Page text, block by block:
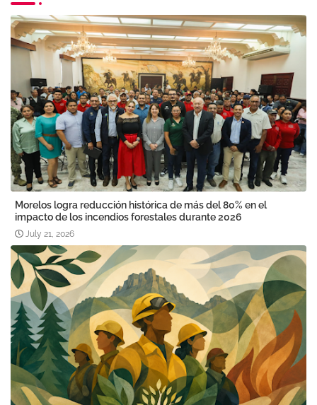
Morelos logra reducción histórica de más del 80% en el
impacto de los incendios forestales durante 2026
July 21, 2026